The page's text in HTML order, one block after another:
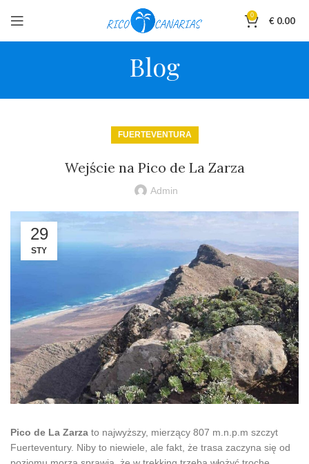
0 € 0.00
Blog
FUERTEVENTURA
Wejście na Pico de La Zarza
Admin
29
STY
Pico de La Zarza to najwyższy, mierzący 807 m.n.p.m szczyt
Fuerteventury. Niby to niewiele, ale fakt, że trasa zaczyna się od